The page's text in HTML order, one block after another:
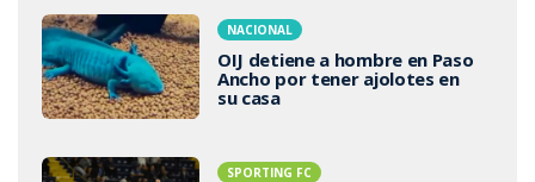
NACIONAL
OIJ detiene a hombre en Paso
Ancho por tener ajolotes en
su casa
SPORTING FC